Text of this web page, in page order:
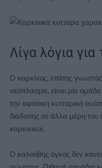
Λίγα λόγια για
O καρκίνος, επίσης
νεόπλασμα, είναι μία
την αφύσικη κυτταρική
διάδοσης σε άλλα μέρη του
καρκινικοί.
Ο καλοήθης όγκος δεν